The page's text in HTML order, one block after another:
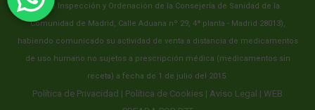
G. De Inspección y Ordenación de la Consejería de Sanidad de la
Comunidad de Madrid, Calle Aduana nº 29, 4ª planta - Madrid 28013),
habiendo comunicado su actividad de venta a distancia de medicamentos
de uso humano no sujetos a prescripción médica (medicamentos sin
receta) a fecha de 1 de julio del 2015.
Política de Privacidad | Política de Cookies | Aviso Legal | WEB